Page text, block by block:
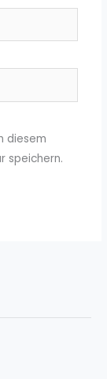
diesem
speichern.